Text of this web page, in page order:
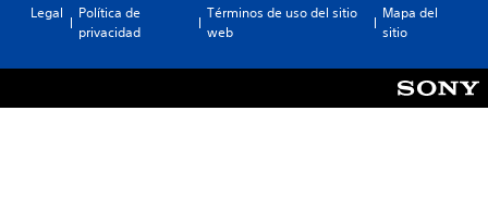
Legal
Política de
privacidad
Términos de uso del sitio
web
Mapa del
sitio